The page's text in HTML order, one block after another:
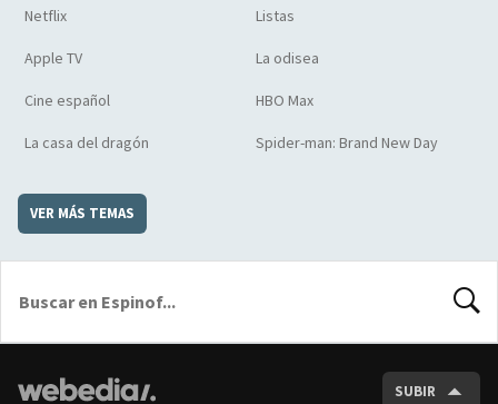
Netflix Listas
Apple TV La odisea
Cine español HBO Max
La casa del dragón Spider-man: Brand New Day
VER MÁS TEMAS
SUBIR